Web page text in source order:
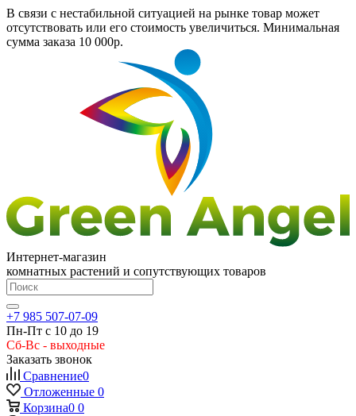
В связи с нестабильной ситуацией на рынке товар может
отсутствовать или его стоимость увеличиться. Минимальная
сумма заказа 10 000р.
Интернет-магазин
комнатных растений и сопутствующих товаров
+7 985 507-07-09
Пн-Пт с 10 до 19
Сб-Вс - выходные
Заказать звонок
Сравнение0
Отложенные 0
Корзина0 0